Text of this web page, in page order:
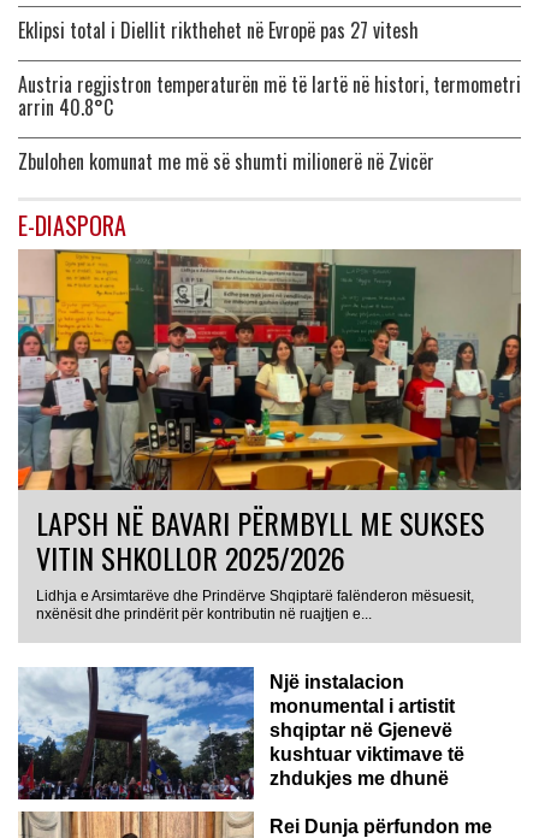
Eklipsi total i Diellit rikthehet në Evropë pas 27 vitesh
Austria regjistron temperaturën më të lartë në histori, termometri
arrin 40.8°C
Zbulohen komunat me më së shumti milionerë në Zvicër
E-DIASPORA
LAPSH NË BAVARI PËRMBYLL ME SUKSES
VITIN SHKOLLOR 2025/2026
Lidhja e Arsimtarëve dhe Prindërve Shqiptarë falënderon mësuesit,
nxënësit dhe prindërit për kontributin në ruajtjen e...
Një instalacion
monumental i artistit
shqiptar në Gjenevë
kushtuar viktimave të
zhdukjes me dhunë
Rei Dunja përfundon me